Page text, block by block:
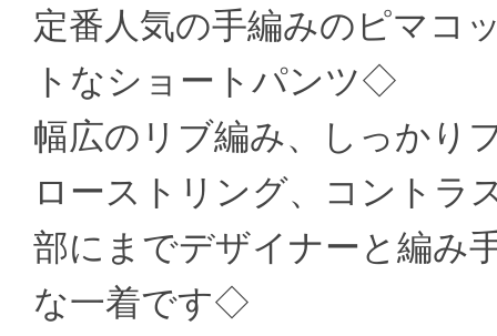
定番人気の手編みのピマコ
トなショートパンツ◇
幅広のリブ編み、しっかり
ローストリング、コントラ
部にまでデザイナーと編み
な一着です◇